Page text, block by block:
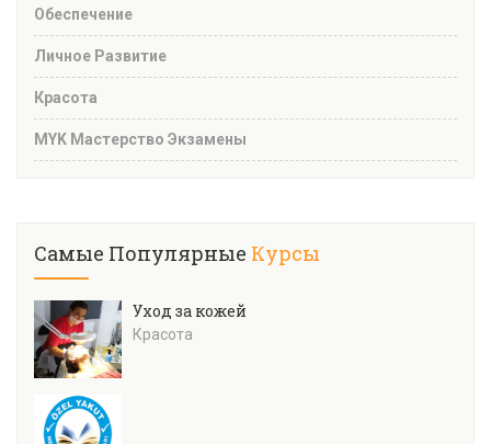
Обеспечение
Личное Развитие
Красота
MYK Мастерство Экзамены
Самые Популярные Курсы
Уход за кожей
Красота